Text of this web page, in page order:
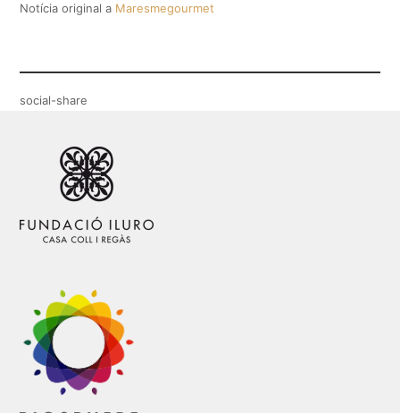
Notícia original a Maresmegourmet
social-share